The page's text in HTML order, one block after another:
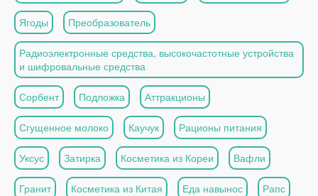
Ягоды Преобразователь
Радиоэлектронные средства, высокочастотные устройства
и шифровальные средства
Сорбент Подложка Аттракционы
Сгущенное молоко Каучук Рационы питания
Уксус Затирка Косметика из Кореи Вафли
Гранит Косметика из Китая Еда навынос Рапс